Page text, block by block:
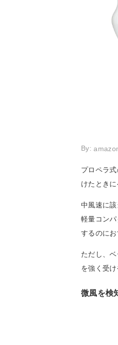
By:
プロペラ
けたとき
中風速に
軽量コン
するのにお
ただし、
を強く受
微風を検